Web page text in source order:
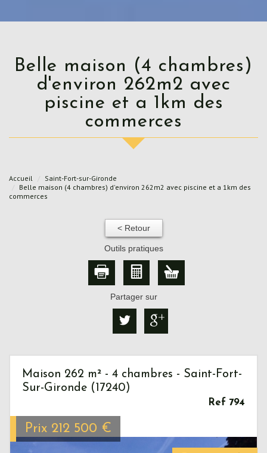
Belle maison (4 chambres)
d'environ 262m2 avec
piscine et a 1km des
commerces
Accueil
Saint-Fort-sur-Gironde
Belle maison (4 chambres) d'environ 262m2 avec piscine et a 1km des
commerces
< Retour
Outils pratiques
Partager sur
Maison 262 m² - 4 chambres - Saint-Fort-
Sur-Gironde (17240)
Ref 794
Prix 212 500 €